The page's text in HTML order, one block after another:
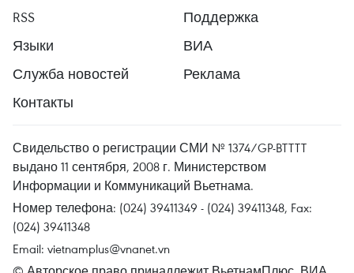
RSS
Поддержка
Языки
ВИА
Служба новостей
Реклама
Контакты
Свидельство о регистрации СМИ № 1374/GP-BTTTT
выдано 11 сентября, 2008 г. Министерством
Информации и Коммуникаций Вьетнама.
Номер телефона: (024) 39411349 - (024) 39411348, Fax:
(024) 39411348
Email: vietnamplus@vnanet.vn